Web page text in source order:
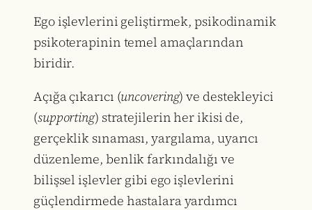
Ego işlevlerini geliştirmek, psikodinamik
psikoterapinin temel amaçlarından
biridir.
Açığa çıkarıcı (uncovering) ve destekleyici
(supporting) stratejilerin her ikisi de,
gerçeklik sınaması, yargılama, uyarıcı
düzenleme, benlik farkındalığı ve
bilişsel işlevler gibi ego işlevlerini
güçlendirmede hastalara yardımcı